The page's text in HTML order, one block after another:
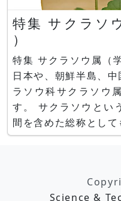
特集 サクラソ
）
特集 サクラソウ属（
日本や、朝鮮半島、
ラソウ科サクラソウ
す。 サクラソウとい
間を含めた総称とし
や西洋桜草（プリムラ）
と呼ばれます。 サクラ
Science &